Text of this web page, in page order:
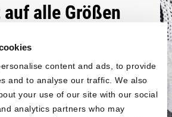
content and ads, to provide
and to analyse our traffic. We also
your use of our site with our social
analytics partners who may
alle Größen
der Länge 200 cm erhältlich. Für
es die Auflageaußerdem in der
. So passt der Topper auch dann,
etwas kompakter ist.